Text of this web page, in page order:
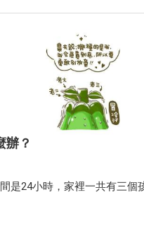
辦？
是24小時，家裡一共有三